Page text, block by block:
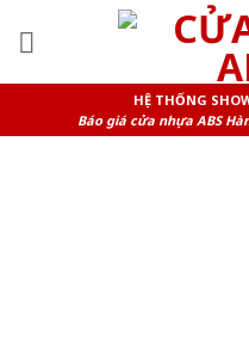
HỆ THỐNG
Báo giá cửa nhựa ABS